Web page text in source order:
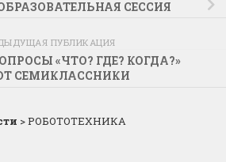
СЕССИЯ
ПУБЛИКАЦИЯ
«ЧТО? ГДЕ? КОГДА?»
СЕМИКЛАССНИКИ
>РОБОТОТЕХНИКА